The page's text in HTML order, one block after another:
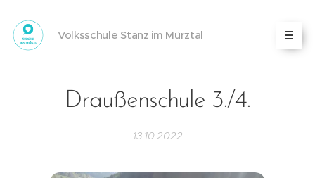
Volksschule Stanz im Mürztal
Draußenschule 3./4.
13.10.2022